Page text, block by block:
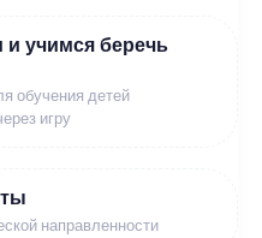
учимся беречь
обучения детей
игру
направленности